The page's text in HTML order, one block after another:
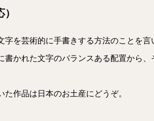
を芸術的に手書きする方法のことを言
かれた文字のバランスある配置から
作品は日本のお土産にどうぞ。